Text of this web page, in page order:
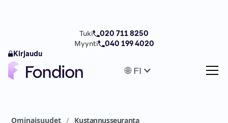
🌐 FI
Tuki
020 711 8250
Myynti
040 199 4020
Kirjaudu
Ominaisuudet / Kustannusseuranta